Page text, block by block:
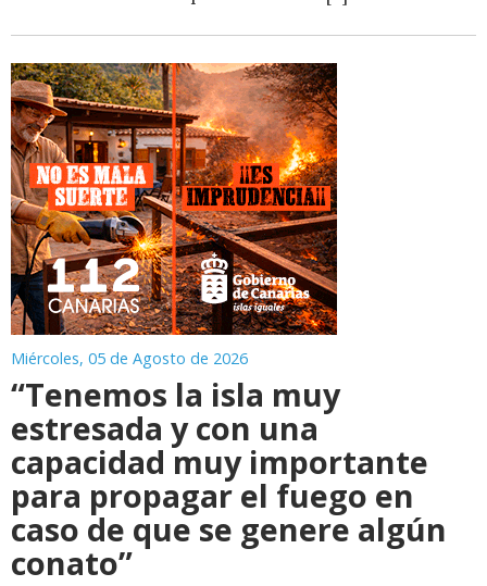
Miércoles, 05 de Agosto de 2026
“Tenemos la isla muy
estresada y con una
capacidad muy importante
para propagar el fuego en
caso de que se genere algún
conato”